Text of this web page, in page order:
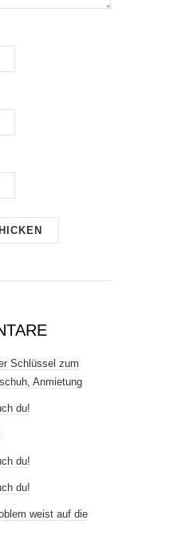
Schlüssel zum
Anmietung
du!
du!
du!
weist auf die